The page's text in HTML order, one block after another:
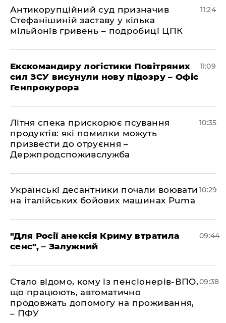
Антикорупційний суд призначив
Стефанішиній заставу у кілька
мільйонів гривень – подробиці ЦПК
11:24
Екскомандиру логістики Повітряних
сил ЗСУ висунули нову підозру – Офіс
Генпрокурора
11:09
Літня спека прискорює псування
продуктів: які помилки можуть
призвести до отруєння –
Держпродспоживслужба
10:35
Українські десантники почали воювати
на італійських бойових машинах Puma
10:29
"Для Росії анексія Криму втратила
сенс", – Залужний
09:44
Стало відомо, кому із пенсіонерів-ВПО,
що працюють, автоматично
продовжать допомогу на проживання,
– ПФУ
09:38